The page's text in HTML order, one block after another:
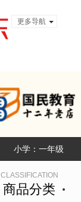
更多导航
小学：一年级
CLASSIFICATION
商品分类